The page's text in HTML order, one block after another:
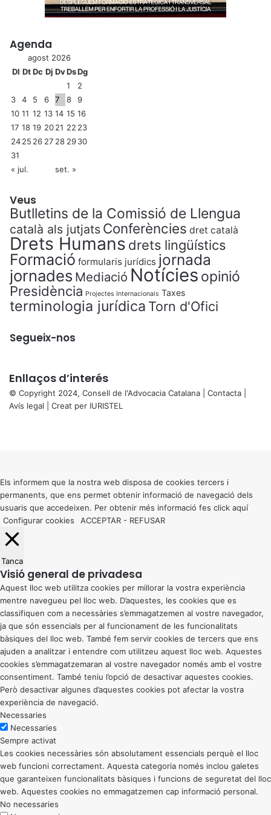
Agenda
agost 2026
Dl DtDc Dj DvDsDg
1
2
3
4 5 6 7 8
9
10 11 12 13 14 15 16
17 18 19 2021 22 23
2425 26 27 28 2930
31
« jul.
set. »
Veus
Butlletins de la Comissió de Llengua
català als jutjats Conferències dret català
Drets Humans drets lingüístics
Formació formularis jurídics jornada
jornades Mediació Notícies opinió
Presidència Projectes Internacionals Taxes
terminologia jurídica Torn d'Ofici
Segueix-nos
Enllaços d’interés
© Copyright 2024, Consell de l'Advocacia Catalana | Contacta
Avís legal | Creat per IURISTEL
button
Els informem que la nostra web disposa de cookies tercers i
permanents, que ens permet obtenir informació de navegació dels
usuaris que accedeixen. Per obtenir més informació fes click aquí
Configurar cookies
ACCEPTAR - REFUSAR
Tanca
Visió general de privadesa
Aquest lloc web utilitza cookies per millorar la vostra experiència
mentre navegueu pel lloc web. D’aquestes, les cookies que es
classifiquen com a necessàries s’emmagatzemen al vostre navegador,
ja que són essencials per al funcionament de les funcionalitats
bàsiques del lloc web. També fem servir cookies de tercers que ens
ajuden a analitzar i entendre com utilitzeu aquest lloc web. Aquestes
cookies s’emmagatzemaran al vostre navegador només amb el vostre
consentiment. També teniu l’opció de desactivar aquestes cookies.
Però desactivar algunes d’aquestes cookies pot afectar la vostra
experiència de navegació.
Necessaries
Necessaries
Sempre activat
Les cookies necessàries són absolutament essencials perquè el lloc
web funcioni correctament. Aquesta categoria només inclou galetes
que garanteixen funcionalitats bàsiques i funcions de seguretat del lloc
web. Aquestes cookies no emmagatzemen cap informació personal.
No necessaries